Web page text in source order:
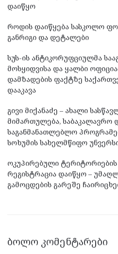
დაიწყო
როდის დაიწყება სასკოლო
განრიგი და დეტალები
სუს-ის ანტიკორუფციულმა
მოსყიდვისა და ყალბი
დამზადების ფაქტზე
დააკავა
გივი მიქანაძე – ახალი
მიმართულება, საბაკალავრო
საგანმანათლებლო
სოხუმის სახელმწიფო
ოკუპირებული ტერიტორიების
რეგისტრაცია დაიწყო –
გამოცდების გარეშე
ᲑᲝᲚᲝ ᲙᲝᲛᲔᲜᲢᲐᲠᲔᲑᲘ